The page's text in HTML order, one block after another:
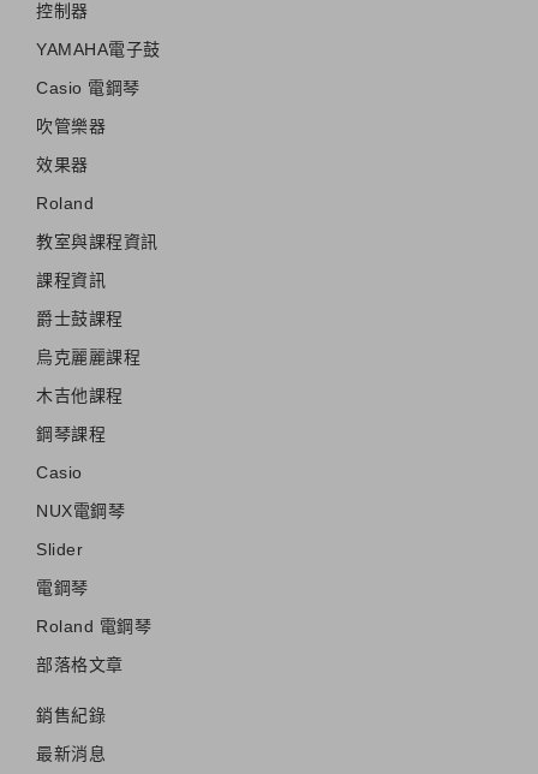
控制器
YAMAHA電子鼓
Casio 電鋼琴
吹管樂器
效果器
Roland
教室與課程資訊
課程資訊
爵士鼓課程
烏克麗麗課程
木吉他課程
鋼琴課程
Casio
NUX電鋼琴
Slider
電鋼琴
Roland 電鋼琴
部落格文章
銷售紀錄
最新消息